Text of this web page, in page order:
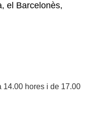
el Barcelonès,
14.00 hores i de 17.00